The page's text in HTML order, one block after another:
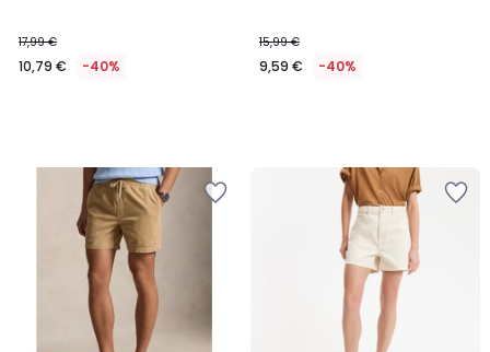
17,99 €
10,79 € -40%
15,99 €
9,59 € -40%